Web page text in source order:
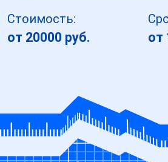
Стоимость:
от 20000 руб. от